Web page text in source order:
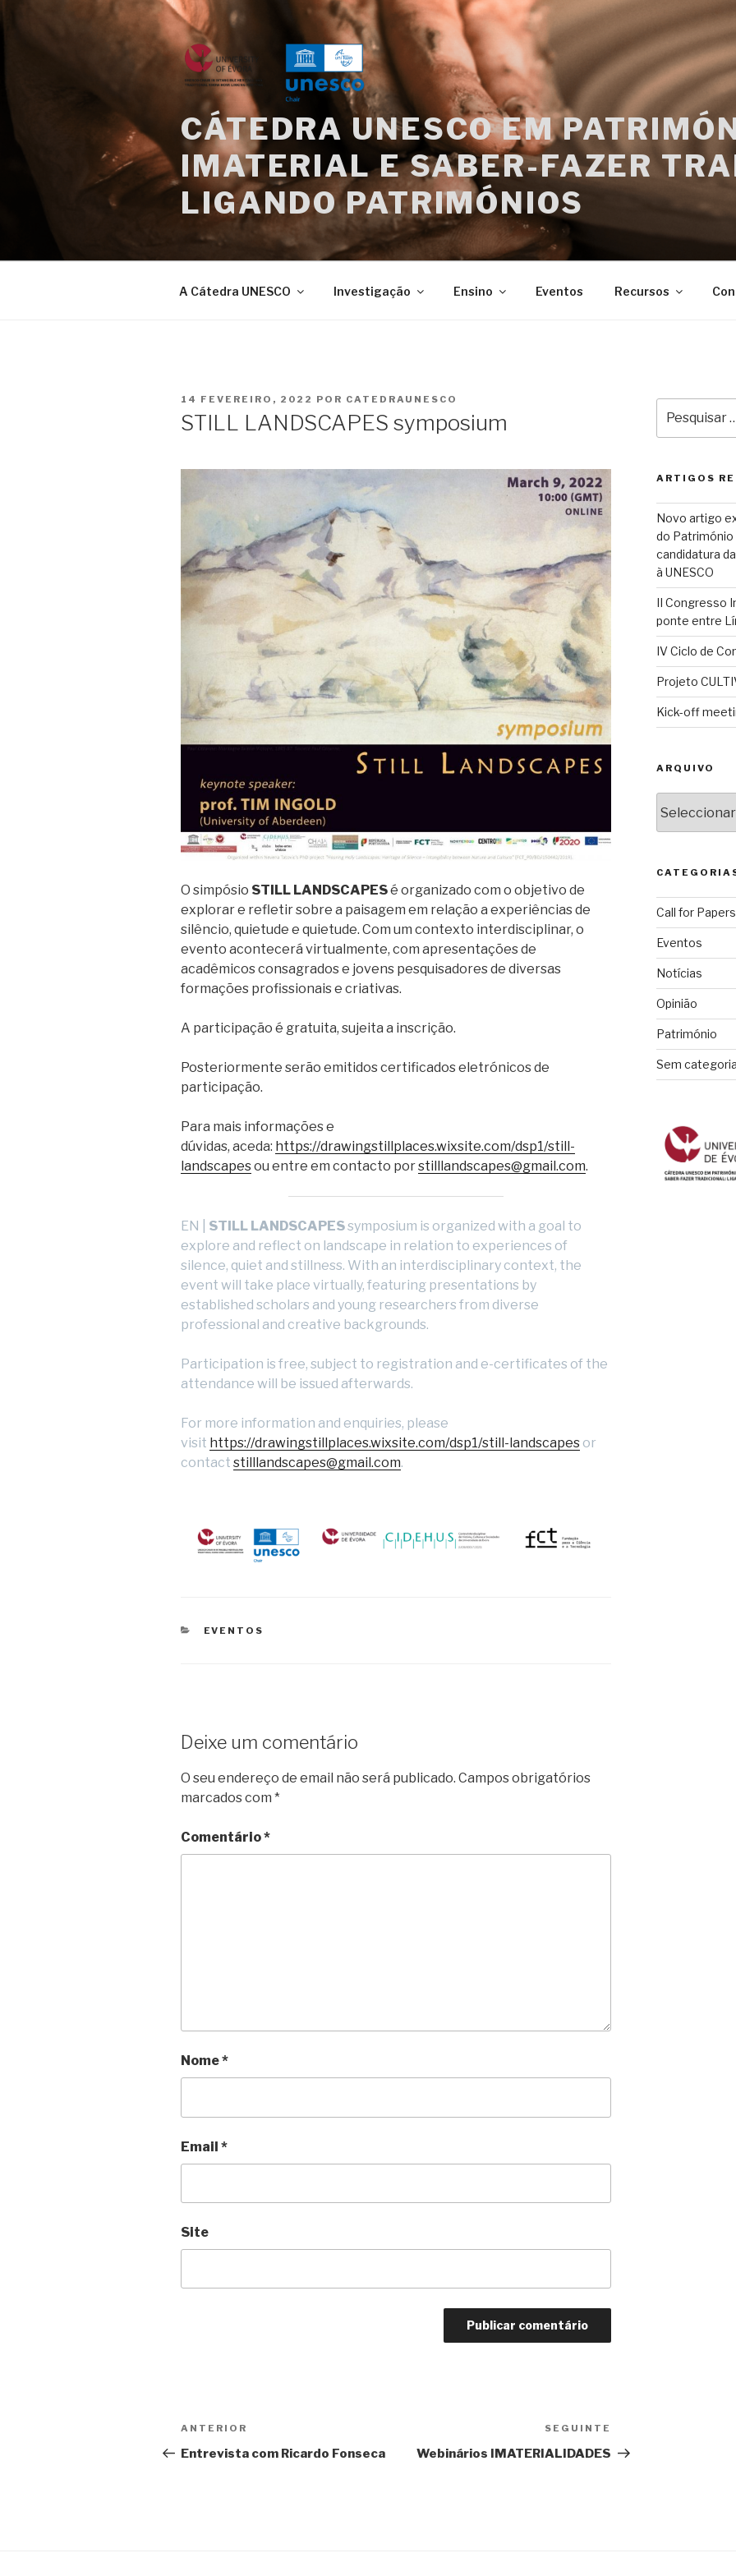
CÁTEDRA UNESCO EM
IMATERIAL E SABER-FAZER
LIGANDO PATRIMÓNIOS
A Cátedra UNESCO Investigação Ensino Eventos Recursos
PUBLICADO
14 FEVEREIRO, 2022 POR CATEDRAUNESCO
STILL LANDSCAPES symposium
O simpósio STILL LANDSCAPESé organizado com o objetivo de
explorar e refletir sobre a paisagem em relação a experiências de
silêncio, quietude e quietude. Com um contexto interdisciplinar, o
evento acontecerá virtualmente, com apresentações de
acadêmicos consagrados e jovens pesquisadores de diversas
formações profissionais e criativas.
A participação é gratuita, sujeita a inscrição.
Posteriormente serão emitidos certificados eletrónicos de
participação.
Para mais informações e
dúvidas, aceda: https://drawingstillplaces.wixsite.com/dsp1/still-
landscapesou entre em contacto porstilllandscapes@gmail.com.
EN | STILL LANDSCAPESsymposium is organized with a goal to
explore and reflect on landscape in relation to experiences of
silence, quiet and stillness. With an interdisciplinary context, the
event will take place virtually, featuring presentations by
established scholars and young researchers from diverse
professional and creative backgrounds.
Participation is free, subject to registration and e-certificates of the
attendance will be issued afterwards.
For more information and enquiries, please
visit https://drawingstillplaces.wixsite.com/dsp1/still-landscapes or
contact stilllandscapes@gmail.com.
CATEGORIAS
EVENTOS
Deixe um comentário
O seu endereço de email não será publicado. Campos obrigatórios
marcados com *
Comentário*
Nome*
Email *
Site
Navegação
de
Conteúdo
anterior
ANTERIOR
Entrevista com Ricardo Fonseca
seguinte
SEGUINTE
Webinários IMATERIALIDADES
por:
ARTIGOS
Novo artigo
do Património
candidatura
à UNESCO
II Congresso
ponte entre
IV Ciclo de
Projeto
Kick-off
ARQUIVO
Call for Papers
Eventos
Notícias
Opinião
Património
Sem